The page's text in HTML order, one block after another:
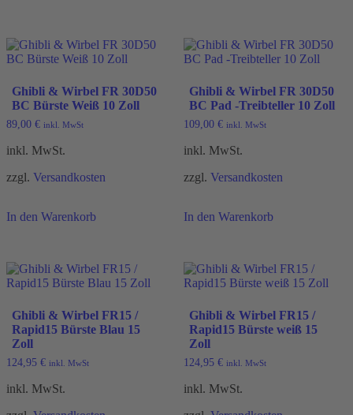
Ghibli & Wirbel FR 30D50
BC Bürste Weiß 10 Zoll
89,00 € inkl. MwSt
inkl. MwSt.
zzgl. Versandkosten
In den Warenkorb
Ghibli & Wirbel FR 30D50
BC Pad -Treibteller 10 Zoll
109,00 € inkl. MwSt
inkl. MwSt.
zzgl. Versandkosten
In den Warenkorb
Ghibli & Wirbel FR15 /
Rapid15 Bürste Blau 15
Zoll
124,95 € inkl. MwSt
inkl. MwSt.
Ghibli & Wirbel FR15 /
Rapid15 Bürste weiß 15
Zoll
124,95 € inkl. MwSt
inkl. MwSt.